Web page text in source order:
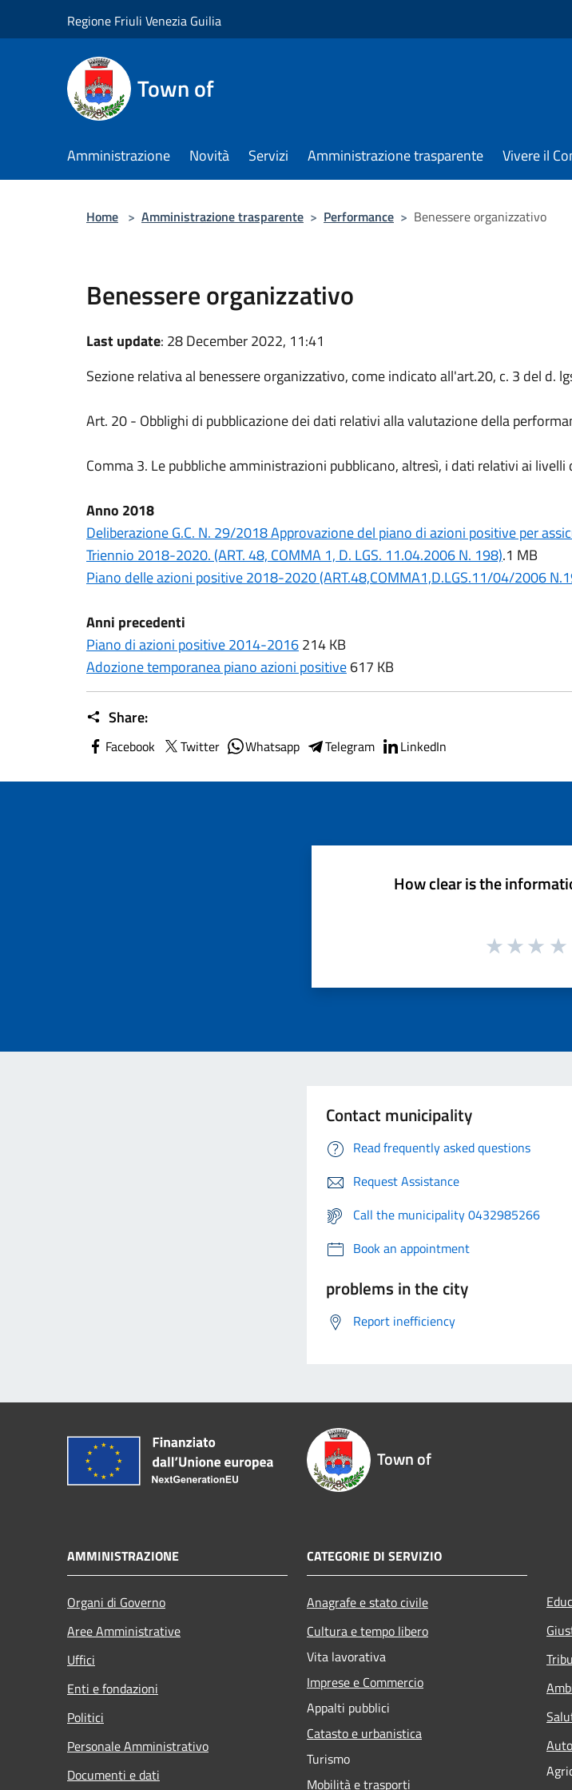
Regione Friuli Venezia Guilia
Town of
Amministrazione Novità Servizi Amministrazione trasparente Vivere il
Home > Amministrazione trasparente > Performance > Benessere organizzativo
Benessere organizzativo
Last update: 28 December 2022, 11:41
Sezione relativa al benessere organizzativo, come indicato all'art.20, c. 3 del d.
Art. 20 - Obblighi di pubblicazione dei dati relativi alla valutazione della
Comma 3. Le pubbliche amministrazioni pubblicano, altresì, i dati relativi ai livelli
Anno 2018
Deliberazione G.C. N. 29/2018 Approvazione del piano di azioni positive per
Triennio 2018-2020. (ART. 48, COMMA 1, D. LGS. 11.04.2006 N. 198).1 MB
Piano delle azioni positive 2018-2020 (ART.48,COMMA1,D.LGS.11/04/2006
Anni precedenti
Piano di azioni positive 2014-2016214 KB
Adozione temporanea piano azioni positive617 KB
Share:
Facebook Twitter Whatsapp Telegram LinkedIn
How clear is the
Contact municipality
Read frequently asked questions
Request Assistance
Call the municipality 0432985266
Book an appointment
problems in the city
Report inefficiency
Town of
AMMINISTRAZIONE
Organi di Governo
Aree Amministrative
Uffici
Enti e fondazioni
Politici
Personale Amministrativo
Documenti e dati
CATEGORIE DI SERVIZIO
Anagrafe e stato civile
Cultura e tempo libero
Vita lavorativa
Imprese e Commercio
Appalti pubblici
Catasto e urbanistica
Turismo
Mobilità e trasporti